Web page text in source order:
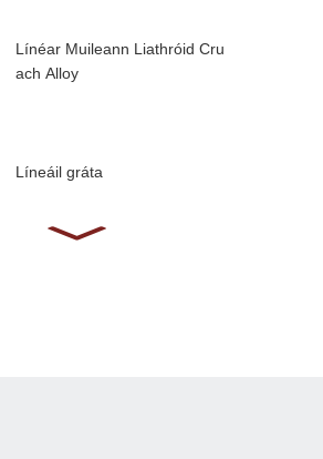
Línéar Muileann Liathróid Cru
ach Alloy
Líneáil gráta